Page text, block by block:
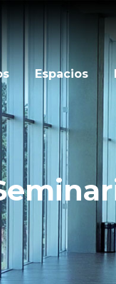
Espacios